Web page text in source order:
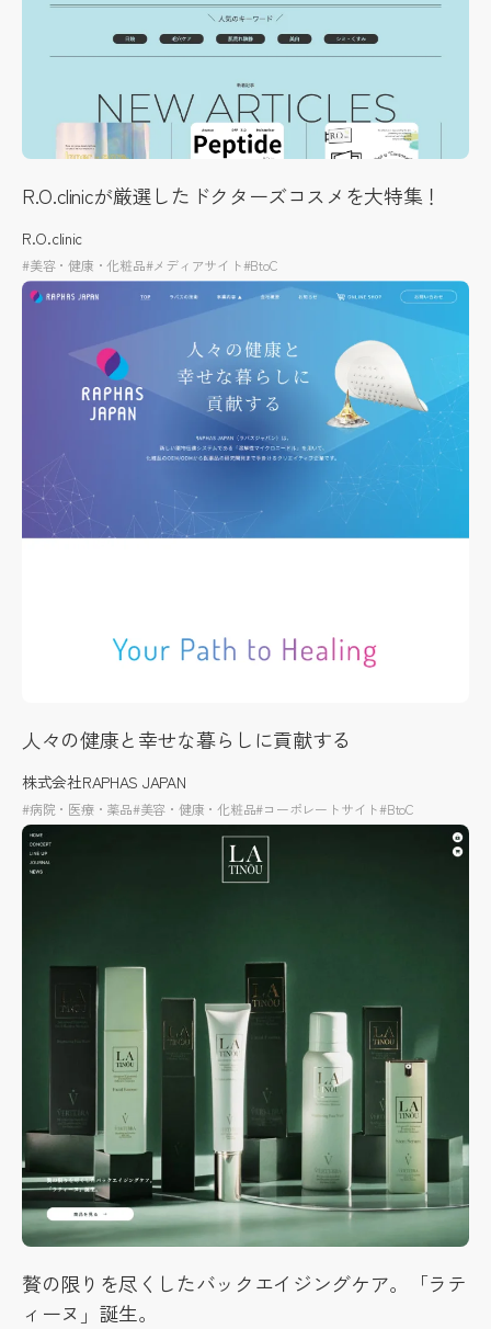
R.O.clinicが厳選したドクターズコスメを大特集！
R.O.clinic
#美容・健康・化粧品#メディアサイト#BtoC
人々の健康と幸せな暮らしに貢献する
株式会社RAPHAS JAPAN
#病院・医療・薬品#美容・健康・化粧品#コーポレートサイト#BtoC
贅の限りを尽くしたバックエイジングケア。「ラテ
ィーヌ」誕生。